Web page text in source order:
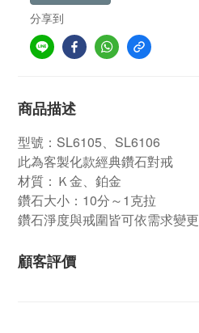
分享到
商品描述
型號：SL6105、SL6106
此為客製化款經典鑽石對戒
材質：Ｋ金、鉑金
鑽石大小：10分～1克拉
鑽石淨度與戒圍皆可依需求變更
顧客評價